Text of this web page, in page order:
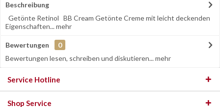
Beschreibung
Getönte Retinol BB Cream Getönte Creme mit leicht deckenden
Eigenschaften...mehr
Bewertungen
0
Bewertungen lesen, schreiben und diskutieren...mehr
Service Hotline
Shop Service